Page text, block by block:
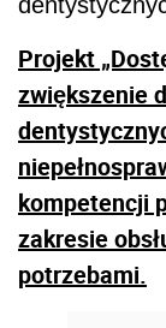
Projekt
zwiększenie
kompetencji
zakresie
potrzebami.